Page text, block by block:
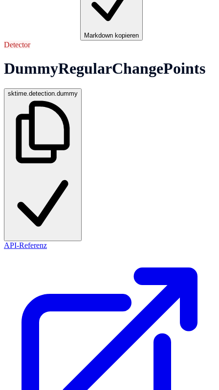
Markdown kopieren
Detector
DummyRegularChangePoints
sktime.detection.dummy
API-Referenz